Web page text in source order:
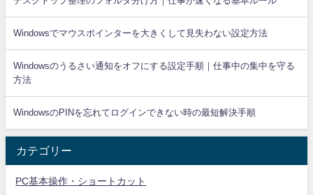
Windowsでマウスポインターを大きくして見失わない設定方法
Windowsのうるさい通知をオフにする設定手順｜仕事中の集中を守る
方法
WindowsのPINを忘れてログインできない時の最短解決手順
カテゴリー
PC基本操作・ショートカット